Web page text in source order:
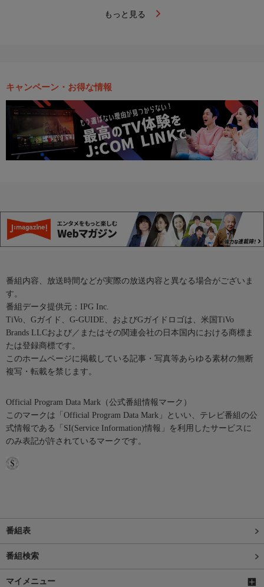
もっと見る
キャンペーン・お得な情報
番組内容、放送時間などが実際の放送内容と異なる場合がございま
す。
番組データ提供元：IPG Inc.
TiVo、Gガイド、G-GUIDE、およびGガイドロゴは、米国TiVo
Brands LLCおよび／またはその関連会社の日本国内における商標ま
たは登録商標です。
このホームページに掲載している記事・写真等あらゆる素材の無断
複写・転載を禁じます。
Official Program Data Mark（公式番組情報マーク）
このマークは「Official Program Data Mark」といい、テレビ番組の公
式情報である「SI(Service Information)情報」を利用したサービスに
のみ表記が許されているマークです。
番組表
番組検索
マイメニュー